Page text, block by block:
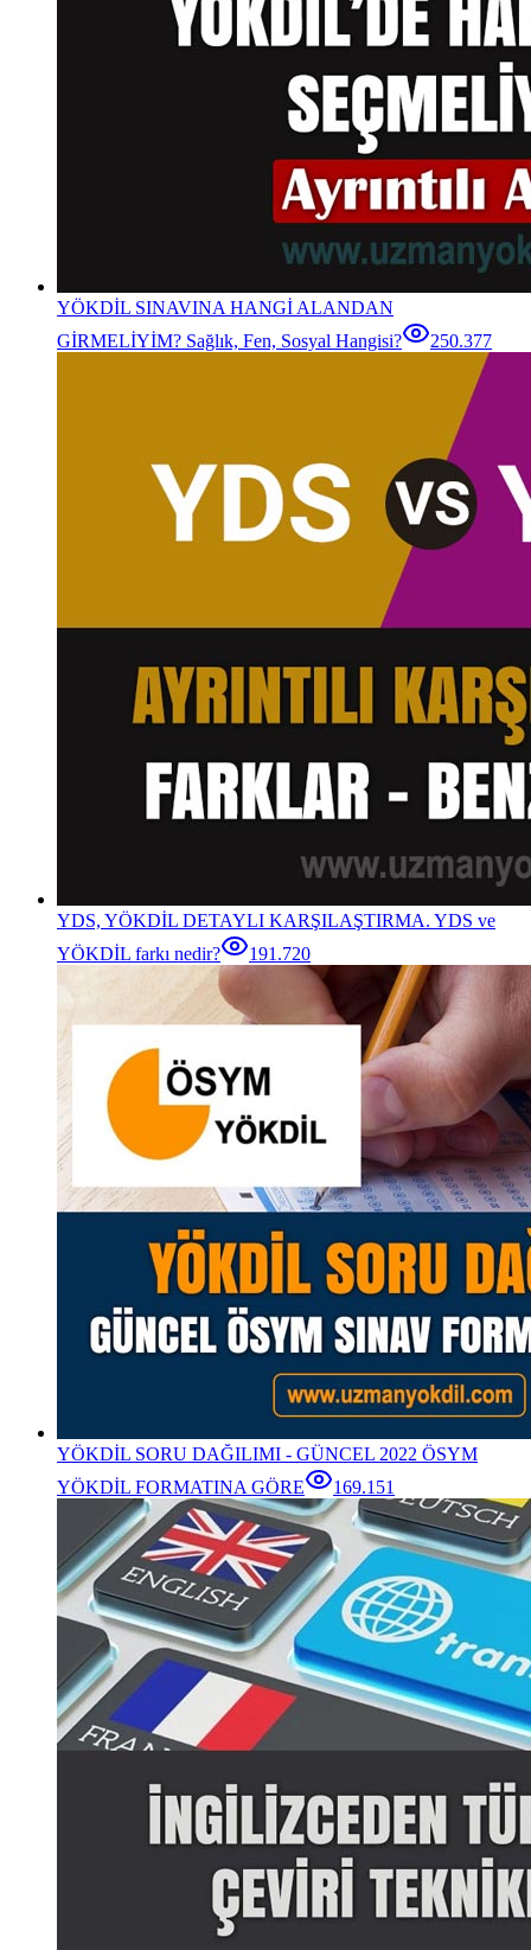
YÖKDİL SINAVINA HANGİ ALANDAN
GİRMELİYİM? Sağlık, Fen, Sosyal Hangisi?
250.377
YDS, YÖKDİL DETAYLI KARŞILAŞTIRMA. YDS ve
YÖKDİL farkı nedir?
191.720
YÖKDİL SORU DAĞILIMI - GÜNCEL 2022 ÖSYM
YÖKDİL FORMATINA GÖRE
169.151